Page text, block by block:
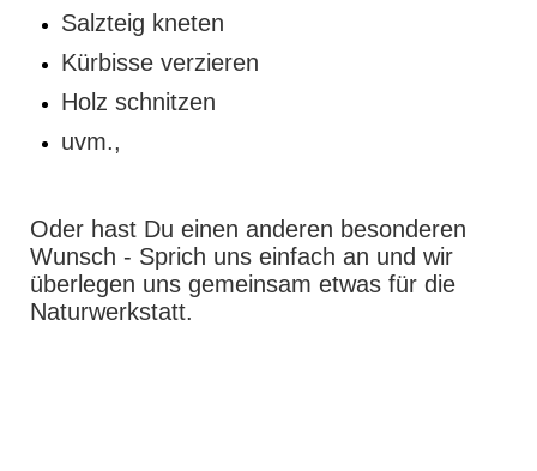
Salzteig kneten
Kürbisse verzieren
Holz schnitzen
uvm.,
Oder hast Du einen anderen besonderen
Wunsch - Sprich uns einfach an und wir
überlegen uns gemeinsam etwas für die
Naturwerkstatt.